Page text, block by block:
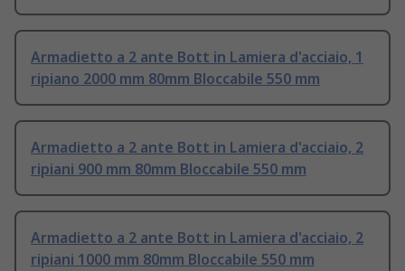
Armadietto a 2 ante Bott in Lamiera d'acciaio, 1
ripiano 2000 mm 80mm Bloccabile 550 mm
Armadietto a 2 ante Bott in Lamiera d'acciaio, 2
ripiani 900 mm 80mm Bloccabile 550 mm
Armadietto a 2 ante Bott in Lamiera d'acciaio, 2
ripiani 1000 mm 80mm Bloccabile 550 mm